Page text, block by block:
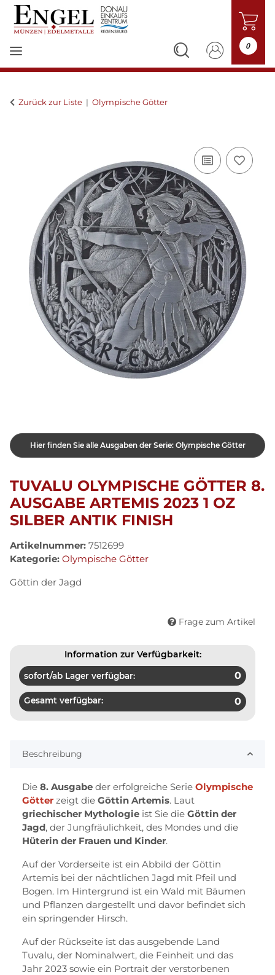
0
Zurück zur Liste Olympische Götter
Hier finden Sie alle Ausgaben der Serie: Olympische Götter
TUVALU OLYMPISCHE GÖTTER 8.
AUSGABE ARTEMIS 2023 1 OZ
SILBER ANTIK FINISH
Artikelnummer: 7512699
Kategorie: Olympische Götter
Göttin der Jagd
Frage zum Artikel
Information zur Verfügbarkeit:
sofort/ab Lager verfügbar: 0
Gesamt verfügbar: 0
Beschreibung
Die 8. Ausgabe der erfolgreiche Serie Olympische
Götter zeigt die Göttin Artemis. Laut
griechischer Mythologie ist Sie die Göttin der
Jagd, der Jungfräulichkeit, des Mondes und die
Hüterin der Frauen und Kinder.
Auf der Vorderseite ist ein Abbild der Göttin
Artemis bei der nächtlichen Jagd mit Pfeil und
Bogen. Im Hintergrund ist ein Wald mit Bäumen
und Pflanzen dargestellt und davor befindet sich
ein springender Hirsch.
Auf der Rückseite ist das ausgebende Land
Tuvalu, der Nominalwert, die Feinheit und das
Jahr 2023 sowie ein Portrait der verstorbenen